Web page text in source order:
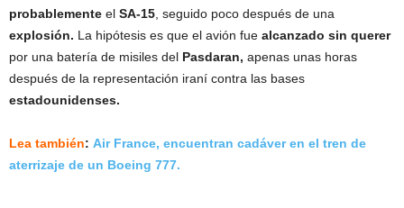
probablemente el SA-15 , seguido poco después de una
explosión. La hipótesis es que el avión fue alcanzado sin querer
por una batería de misiles del Pasdaran, apenas unas horas
después de la representación iraní contra las bases
estadounidenses.
Lea también: Air France, encuentran cadáver en el tren de
aterrizaje de un Boeing 777.